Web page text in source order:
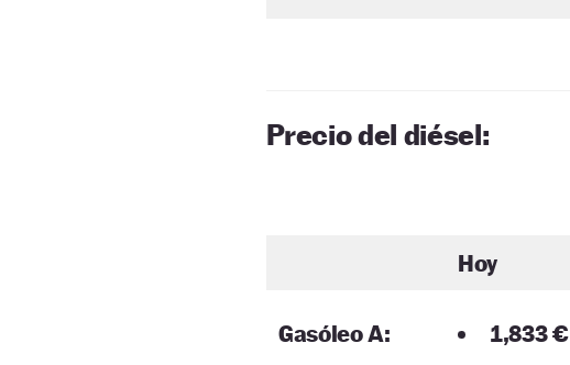
Precio del diésel:
Hoy
Gasóleo A: 1,833 €